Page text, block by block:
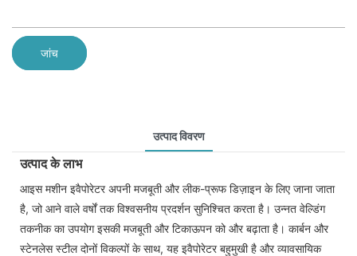
जांच
उत्पाद विवरण
उत्पाद के लाभ
आइस मशीन इवैपोरेटर अपनी मजबूती और लीक-प्रूफ डिज़ाइन के लिए जाना जाता
है, जो आने वाले वर्षों तक विश्वसनीय प्रदर्शन सुनिश्चित करता है। उन्नत वेल्डिंग
तकनीक का उपयोग इसकी मजबूती और टिकाऊपन को और बढ़ाता है। कार्बन और
स्टेनलेस स्टील दोनों विकल्पों के साथ, यह इवैपोरेटर बहुमुखी है और व्यावसायिक